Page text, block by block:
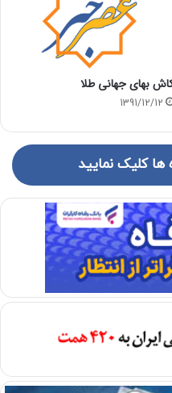
بهای جهانی طلا
1391/12/12
ها کلیک نمایید